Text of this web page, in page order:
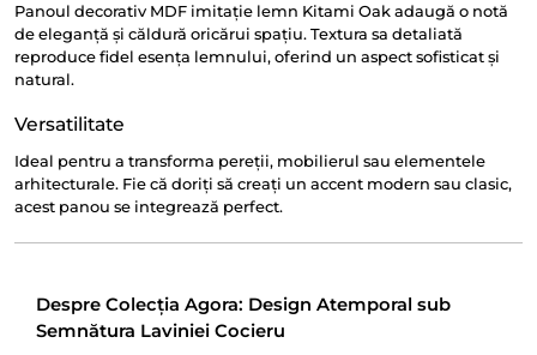
Panoul decorativ MDF imitație lemn Kitami Oak adaugă o notă
de eleganță și căldură oricărui spațiu. Textura sa detaliată
reproduce fidel esența lemnului, oferind un aspect sofisticat și
natural.
Versatilitate
Ideal pentru a transforma pereții, mobilierul sau elementele
arhitecturale. Fie că doriți să creați un accent modern sau clasic,
acest panou se integrează perfect.
Despre Colecția Agora: Design Atemporal sub
Semnătura Laviniei Cocieru